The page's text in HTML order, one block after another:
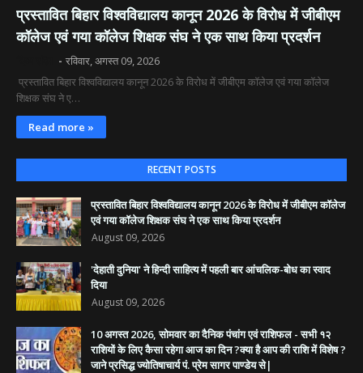
​प्रस्तावित बिहार विश्वविद्यालय कानून 2026 के विरोध में जीबीएम
कॉलेज एवं गया कॉलेज शिक्षक संघ ने एक साथ किया प्रदर्शन
रविवार, अगस्त 09, 2026
​ प्रस्तावित बिहार विश्वविद्यालय कानून 2026 के विरोध में जीबीएम कॉलेज एवं गया कॉलेज
शिक्षक संघ ने ए…
Read more »
RECENT POSTS
​प्रस्तावित बिहार विश्वविद्यालय कानून 2026 के विरोध में जीबीएम कॉलेज
एवं गया कॉलेज शिक्षक संघ ने एक साथ किया प्रदर्शन
August 09, 2026
'देहाती दुनिया' ने हिन्दी साहित्य में पहली बार आंचलिक-बोध का स्वाद
दिया
August 09, 2026
10 अगस्त 2026, सोमवार का दैनिक पंचांग एवं राशिफल - सभी १२
राशियों के लिए कैसा रहेगा आज का दिन ?क्या है आप की राशि में विशेष ?
जाने प्रसिद्ध ज्योतिषाचार्य पं. प्रेम सागर पाण्डेय से|